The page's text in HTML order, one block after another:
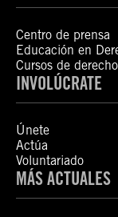
Centro de prensa
Educación en
Cursos de
INVOLÚCRATE
Únete
Actúa
Voluntariado
MÁS ACTUALES